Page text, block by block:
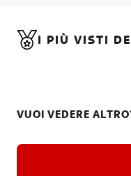
I PIÙ VISTI
VUOI VEDERE